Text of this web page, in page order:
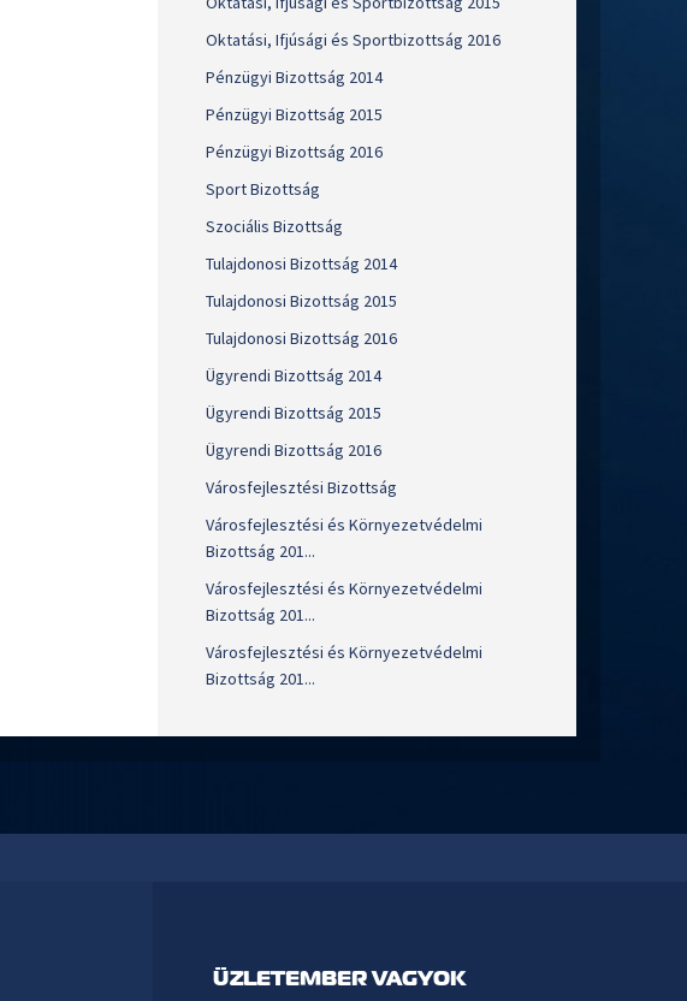
Oktatási, Ifjúsági és Sportbizottság 2016
Pénzügyi Bizottság 2014
Pénzügyi Bizottság 2015
Pénzügyi Bizottság 2016
Sport Bizottság
Szociális Bizottság
Tulajdonosi Bizottság 2014
Tulajdonosi Bizottság 2015
Tulajdonosi Bizottság 2016
Ügyrendi Bizottság 2014
Ügyrendi Bizottság 2015
Ügyrendi Bizottság 2016
Városfejlesztési Bizottság
Városfejlesztési és Környezetvédelmi
Bizottság 201...
Városfejlesztési és Környezetvédelmi
Bizottság 201...
Városfejlesztési és Környezetvédelmi
Bizottság 201...
ÜZLETEMBER VAGYOK